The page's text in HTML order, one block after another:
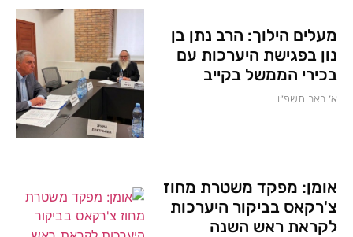
מעלים הילוך: הרב נתן בן
נון בפגישת היערכות עם
בכירי הממשל בקייב
א׳ באב תשפ״ו
אומן: מפקד משטרת מחוז
צ'רקאס בביקור היערכות
לקראת ראש השנה